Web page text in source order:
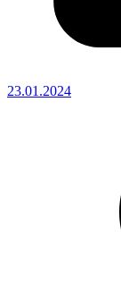
23.01.2024